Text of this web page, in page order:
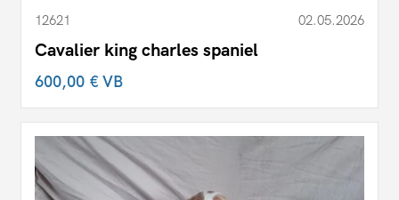
12621 02.05.2026
Cavalier king charles spaniel
600,00 €VB